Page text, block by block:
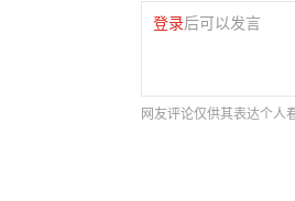
登录后可以发言
网友评论仅供其表达个人